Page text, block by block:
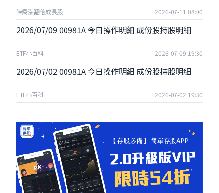
陳喬泓翻倍成長股 2026-07-11 08:00
2026/07/09 00981A 今日操作明細 成份股持股明細
ETF小百科 2026-07-09 19:30
2026/07/02 00981A 今日操作明細 成份股持股明細
ETF小百科 2026-07-02 19:30